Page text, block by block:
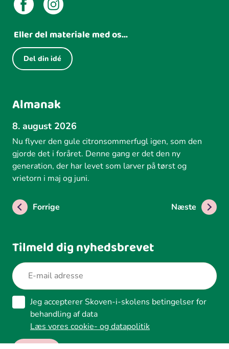
Eller del materiale med os...
Del din idé
Almanak
8. august 2026
Nu flyver den gule citronsommerfugl igen, som den
gjorde det i foråret. Denne gang er det den ny
generation, der har levet som larver på tørst og
vrietorn i maj og juni.
Forrige Næste
Tilmeld dig nyhedsbrevet
Jeg accepterer Skoven-i-skolens betingelser for
behandling af data
Læs vores cookie- og datapolitik